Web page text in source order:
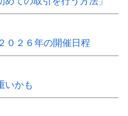
０２６年の開催日程
いかも